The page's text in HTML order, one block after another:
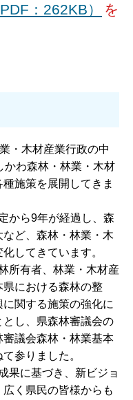
：262KB）
を
・木材産業行政の中
かわ森林・林業・木材
施策を展開してきま
から9年が経過し、森
ど、森林・林業・木
してきています。
所有者、林業・木材産
における森林の整
関する施策の強化に
し、県森林審議会の
議会森林・林業基本
参りました。
果に基づき、新ビジョ
く県民の皆様からも